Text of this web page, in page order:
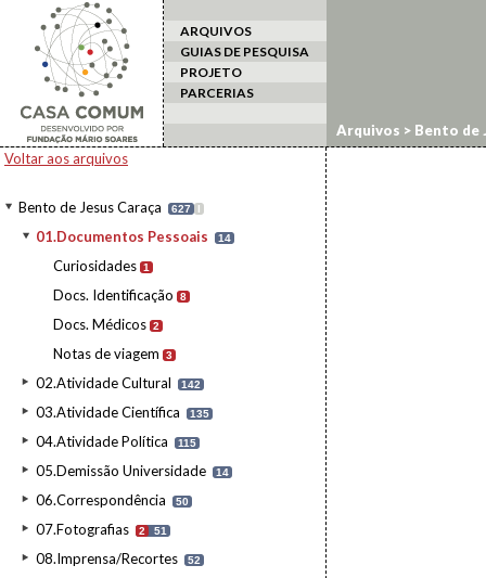
ARQUIVOS
GUIAS DE PESQUISA
PROJETO
PARCERIAS
Voltar aos arquivos
Bento de Jesus Caraça 627 I
01.Documentos Pessoais 14
Curiosidades 1
Docs. Identificação 8
Docs. Médicos 2
Notas de viagem 3
02.Atividade Cultural 142
03.Atividade Científica 135
04.Atividade Política 115
05.Demissão Universidade 14
06.Correspondência 50
07.Fotografias 2 51
08.Imprensa/Recortes 52
Arquivos > Bento de